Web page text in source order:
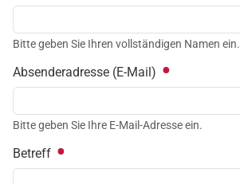
Bitte geben Sie Ihren vollständigen Namen ein.
Absenderadresse (E-Mail)
Bitte geben Sie Ihre E-Mail-Adresse ein.
Betreff